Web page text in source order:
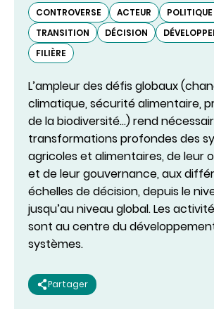
CONTROVERSE ACTEUR
TRANSITION
DÉCISION
FILIÈRE
L’ampleur des défis globaux
climatique, sécurité alimentaire,
de la biodiversité…) rend
transformations profondes des
agricoles et alimentaires, de leur
et de leur gouvernance, aux
échelles de décision, depuis le
jusqu’au niveau global. Les
sont au centre du
systèmes.
Partager